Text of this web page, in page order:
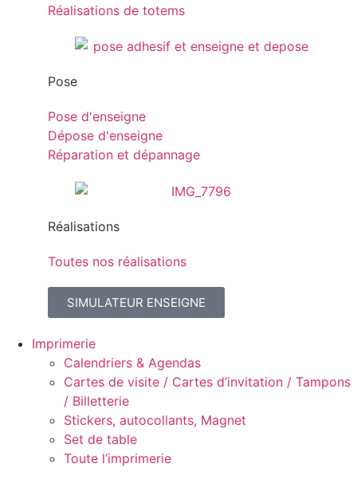
Réalisations de totems
Pose
Pose d'enseigne
Dépose d'enseigne
Réparation et dépannage
Réalisations
Toutes nos réalisations
SIMULATEUR ENSEIGNE
Imprimerie
Calendriers & Agendas
Cartes de visite / Cartes d’invitation / Tampons
/ Billetterie
Stickers, autocollants, Magnet
Set de table
Toute l’imprimerie